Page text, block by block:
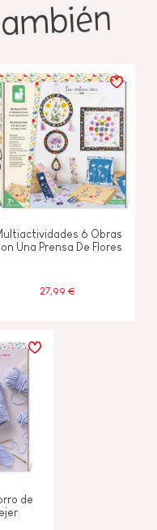
6 Obras
Una Prensa De Flores
27,99 €
de